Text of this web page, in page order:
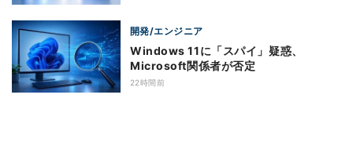
開発/エンジニア
Windows 11に「スパイ」疑惑、
Microsoft関係者が否定
22時間前